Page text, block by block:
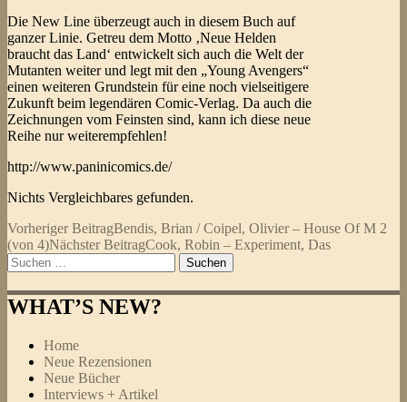
Die New Line überzeugt auch in diesem Buch auf
ganzer Linie. Getreu dem Motto ‚Neue Helden
braucht das Land‘ entwickelt sich auch die Welt der
Mutanten weiter und legt mit den „Young Avengers“
einen weiteren Grundstein für eine noch vielseitigere
Zukunft beim legendären Comic-Verlag. Da auch die
Zeichnungen vom Feinsten sind, kann ich diese neue
Reihe nur weiterempfehlen!
http://www.paninicomics.de/
Nichts Vergleichbares gefunden.
Beitragsnavigation
Vorheriger BeitragBendis, Brian / Coipel, Olivier – House Of M 2
(von 4)Nächster BeitragCook, Robin – Experiment, Das
Suchen
nach:
WHAT’S NEW?
Home
Neue Rezensionen
Neue Bücher
Interviews + Artikel